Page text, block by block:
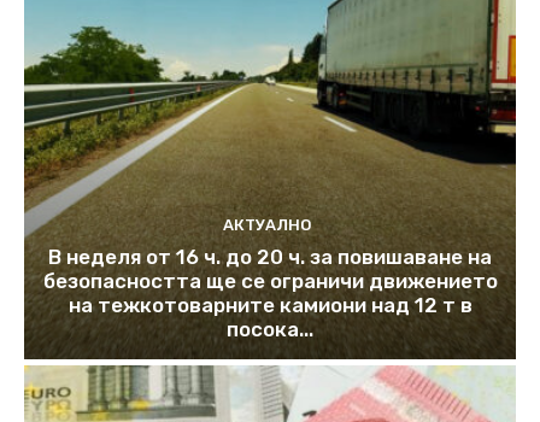
АКТУАЛНО
В неделя от 16 ч. до 20 ч. за повишаване на
безопасността ще се ограничи движението
на тежкотоварните камиони над 12 т в
посока...